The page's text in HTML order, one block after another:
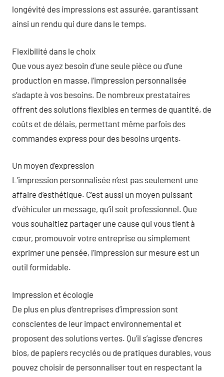
longévité des impressions est assurée, garantissant
ainsi un rendu qui dure dans le temps.
Flexibilité dans le choix
Que vous ayez besoin d’une seule pièce ou d’une
production en masse, l’impression personnalisée
s’adapte à vos besoins. De nombreux prestataires
offrent des solutions flexibles en termes de quantité, de
coûts et de délais, permettant même parfois des
commandes express pour des besoins urgents.
Un moyen d’expression
L’impression personnalisée n’est pas seulement une
affaire d’esthétique. C’est aussi un moyen puissant
d’véhiculer un message, qu’il soit professionnel. Que
vous souhaitiez partager une cause qui vous tient à
cœur, promouvoir votre entreprise ou simplement
exprimer une pensée, l’impression sur mesure est un
outil formidable.
Impression et écologie
De plus en plus d’entreprises d’impression sont
conscientes de leur impact environnemental et
proposent des solutions vertes. Qu’il s’agisse d’encres
bios, de papiers recyclés ou de pratiques durables, vous
pouvez choisir de personnaliser tout en respectant la